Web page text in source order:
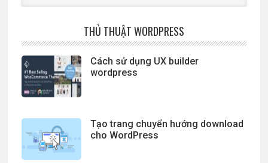
website
THỦ THUẬT WORDPRESS
Cách sử dụng UX builder
wordpress
Tạo trang chuyển hướng download
cho WordPress